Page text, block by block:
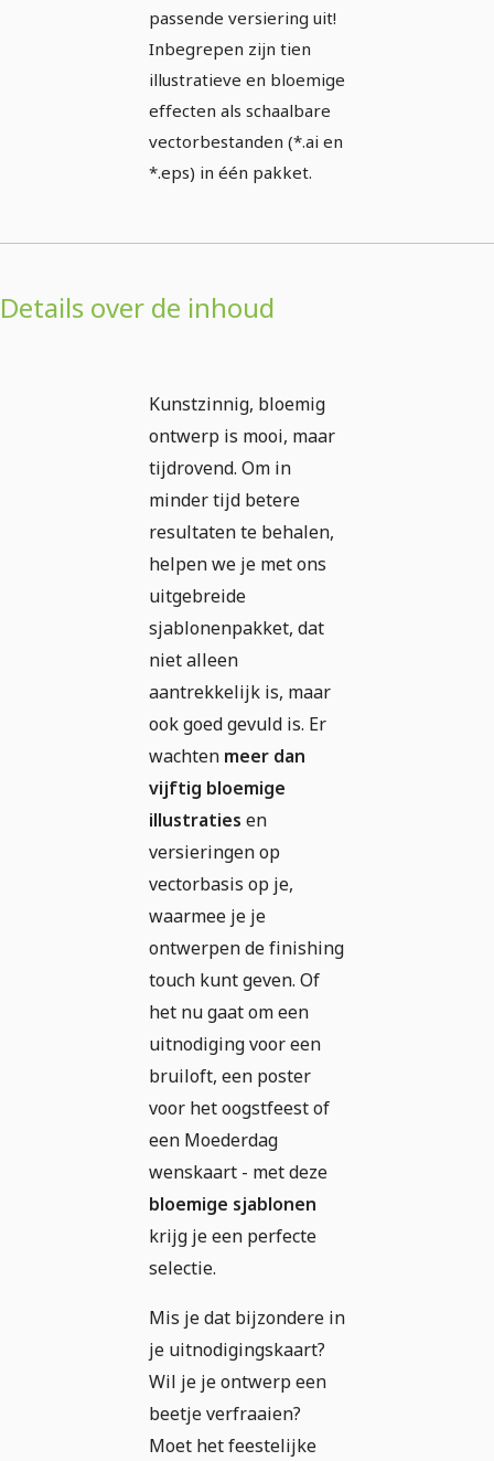
passende versiering uit!
Inbegrepen zijn tien
illustratieve en bloemige
effecten als schaalbare
vectorbestanden (*.ai en
*.eps) in één pakket.
Details over de inhoud
Kunstzinnig, bloemig
ontwerp is mooi, maar
tijdrovend. Om in
minder tijd betere
resultaten te behalen,
helpen we je met ons
uitgebreide
sjablonenpakket, dat
niet alleen
aantrekkelijk is, maar
ook goed gevuld is. Er
wachten meer dan
vijftig bloemige
illustraties en
versieringen op
vectorbasis op je,
waarmee je je
ontwerpen de finishing
touch kunt geven. Of
het nu gaat om een
uitnodiging voor een
bruiloft, een poster
voor het oogstfeest of
een Moederdag
wenskaart - met deze
bloemige sjablonen
krijg je een perfecte
selectie.
Mis je dat bijzondere in
je uitnodigingskaart?
Wil je je ontwerp een
beetje verfraaien?
Moet het feestelijke